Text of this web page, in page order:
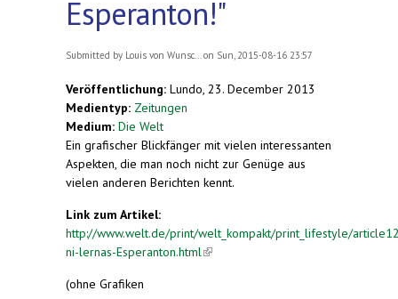
Esperanton!"
Submitted by Louis von Wunsc... on Sun, 2015-08-16 23:57
Veröffentlichung: Lundo, 23. December 2013
Medientyp: Zeitungen
Medium: Die Welt
Ein grafischer Blickfänger mit vielen interessanten
Aspekten, die man noch nicht zur Genüge aus
vielen anderen Berichten kennt.
Link zum Artikel:
http://www.welt.de/print/welt_kompakt/print_lifestyle/
ni-lernas-Esperanton.html (link is external)
(ohne Grafiken